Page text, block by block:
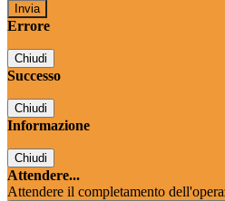
Errore
Chiudi
Successo
Chiudi
Informazione
Chiudi
Attendere...
Attendere il completamento